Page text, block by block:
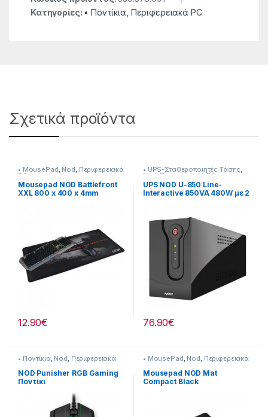
Κατηγορίες: • Ποντίκια Περιφερειακά PC
Σχετικά προϊόντα
• MousePad, Nod, Περιφερειακά
PC
Mousepad NOD Battlefront
XXL 800 x 400 x 4mm
12.90€
• UPS-Σταθεροποιητές Τάσης,
Nod Περιφερειακά PC
UPS NOD U-850 Line-
Interactive 850VA 480W με 2
76.90€
• Ποντίκια, Nod Περιφερειακά
NOD Punisher RGB Gaming
Ποντίκι
• MousePad Nod Περιφερειακά
Mousepad NOD Mat
Compact Black